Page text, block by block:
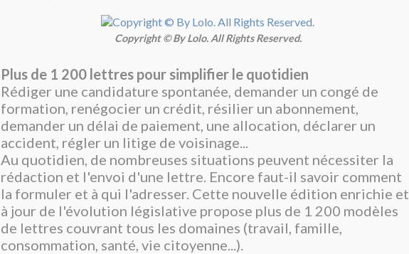
Copyright © By Lolo. All Rights Reserved.
Plus de 1 200 lettres pour simplifier le quotidien
Rédiger une candidature spontanée, demander un congé de
formation, renégocier un crédit, résilier un abonnement,
demander un délai de paiement, une allocation, déclarer un
accident, régler un litige de voisinage...
Au quotidien, de nombreuses situations peuvent nécessiter la
rédaction et l'envoi d'une lettre. Encore faut-il savoir comment
la formuler et à qui l'adresser. Cette nouvelle édition enrichie et
à jour de l'évolution législative propose plus de 1 200 modèles
de lettres couvrant tous les domaines (travail, famille,
consommation, santé, vie citoyenne...).